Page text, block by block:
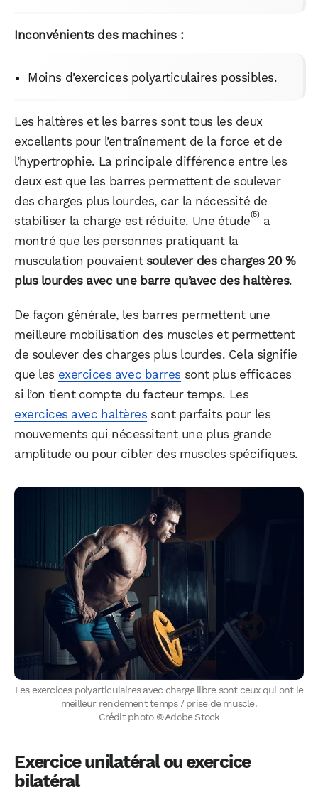
Inconvénients des machines :
Moins d’exercices polyarticulaires possibles.
Les haltères et les barres sont tous les deux
excellents pour l’entraînement de la force et de
l’hypertrophie. La principale différence entre les
deux est que les barres permettent de soulever
des charges plus lourdes, car la nécessité de
stabiliser la charge est réduite. Une étude(5) a
montré que les personnes pratiquant la
musculation pouvaient soulever des charges 20 %
plus lourdes avec une barre qu’avec des haltères.
De façon générale, les barres permettent une
meilleure mobilisation des muscles et permettent
de soulever des charges plus lourdes. Cela signifie
que les exercices avec barres sont plus efficaces
si l’on tient compte du facteur temps. Les
exercices avec haltères sont parfaits pour les
mouvements qui nécessitent une plus grande
amplitude ou pour cibler des muscles spécifiques.
Les exercices polyarticulaires avec charge libre sont ceux qui ont le
meilleur rendement temps / prise de muscle.
Crédit photo © Adobe Stock
Exercice unilatéral ou exercice
bilatéral